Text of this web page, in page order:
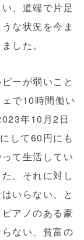
、道端で片足
な状況を今ま
した。
ーが弱いこと
で10時間働い
年10月2日
して60円にも
て生活してい
。それに対し
いらない、と
アノのある豪
ない、貧富の